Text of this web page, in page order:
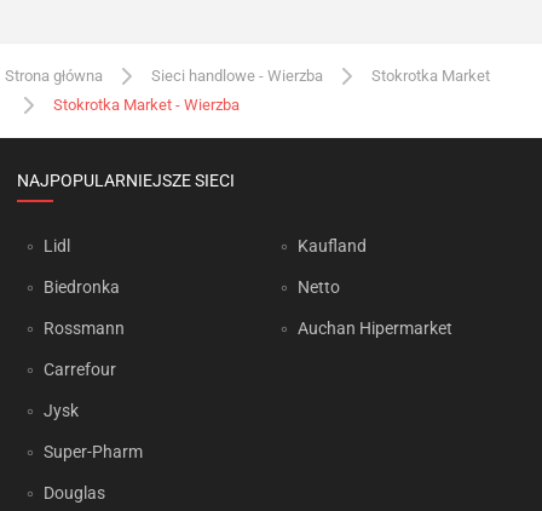
Strona główna Sieci handlowe - Wierzba
Stokrotka Market
Stokrotka Market - Wierzba
NAJPOPULARNIEJSZE SIECI
Lidl
Biedronka
Rossmann
Carrefour
Jysk
Super-Pharm
Douglas
Kaufland
Netto
Auchan Hipermarket